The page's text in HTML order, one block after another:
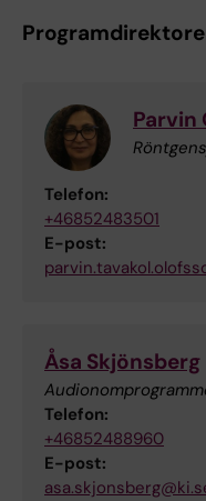
Parvin
Telefon:
+46852483501
E-post:
Åsa Skjönsberg
Telefon:
+46852488960
E-post: